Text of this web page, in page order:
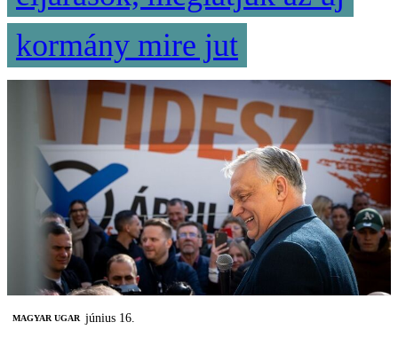
kormány mire jut
MAGYAR UGAR június 16.